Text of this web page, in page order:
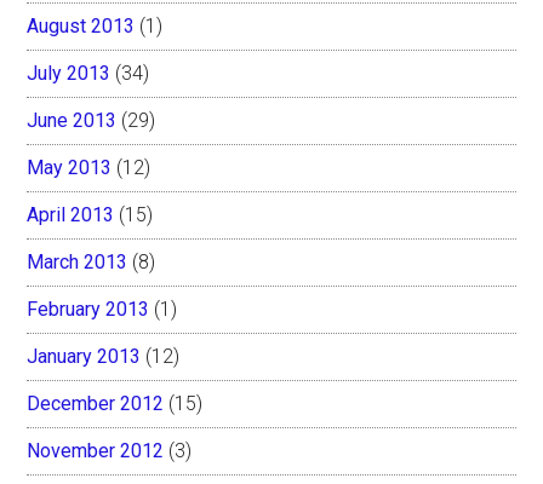
August 2013 (1)
July 2013 (34)
June 2013 (29)
May 2013 (12)
April 2013 (15)
March 2013 (8)
February 2013 (1)
January 2013 (12)
December 2012 (15)
November 2012 (3)